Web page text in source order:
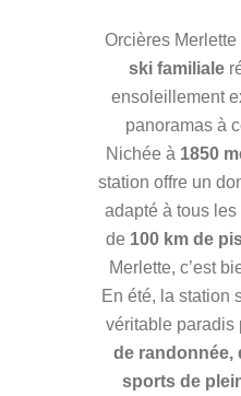
Orcières Merlette
ski familiale
ensoleillement
panoramas à
Nichée à 1850
station offre un
adapté à tous
de 100 km de
Merlette, c’est
En été, la station
véritable paradis
de randonnée,
sports de